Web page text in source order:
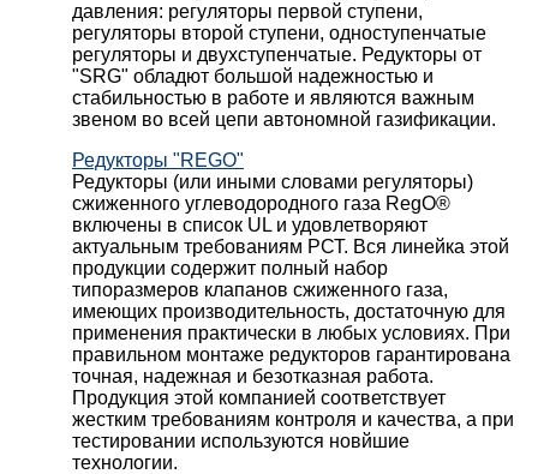
давления: регуляторы первой ступени,
регуляторы второй ступени, одноступенчатые
регуляторы и двухступенчатые. Редукторы от
"SRG" обладют большой надежностью и
стабильностью в работе и являются важным
звеном во всей цепи автономной газификации.
Редукторы "REGO"
Редукторы (или иными словами регуляторы)
сжиженного углеводородного газа RegO®
включены в список UL и удовлетворяют
актуальным требованиям РСТ. Вся линейка этой
продукции содержит полный набор
типоразмеров клапанов сжиженного газа,
имеющих производительность, достаточную для
применения практически в любых условиях. При
правильном монтаже редукторов гарантирована
точная, надежная и безотказная работа.
Продукция этой компанией соответствует
жестким требованиям контроля и качества, а при
тестировании используются новйшие
технологии.